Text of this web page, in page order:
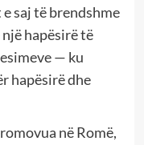
saj të brendshme
hapësirë të
— ku
hapësirë dhe
në Romë,